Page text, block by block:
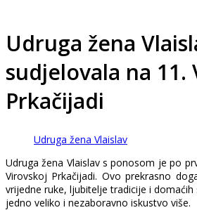
Udruga žena
sudjelovala na 11.
Prkačijadi
Udruga žena Vlaislav
Udruga žena Vlaislav s ponosom je po
Virovskoj Prkačijadi. Ovo prekrasno
vrijedne ruke, ljubitelje tradicije i
jedno veliko i nezaboravno iskustvo više.